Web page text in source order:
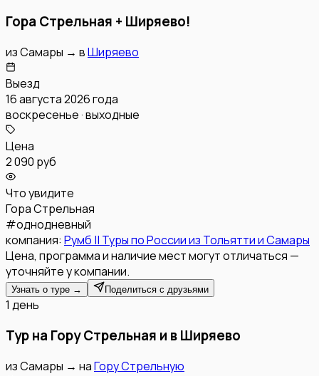
Гора Стрельная + Ширяево!
изСамары → вШиряево
Выезд
16 августа 2026 года
воскресенье · выходные
Цена
2 090 руб
Что увидите
Гора Стрельная
#однодневный
компания: Румб || Туры по России из Тольятти и Самары
Цена, программа и наличие мест могут отличаться —
уточняйте у компании.
Узнать о туре → Поделиться с друзьями
1 день
Тур на Гору Стрельная и в Ширяево
изСамары → наГору Стрельную